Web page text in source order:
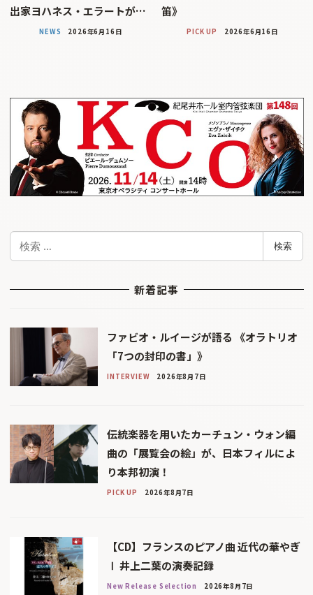
出家ヨハネス・エラートが…
NEWS 2026年6月16日
笛》
PICK UP 2026年6月16日
検
検索
新着記事
ファビオ・ルイージが語る 《オラトリオ
「7つの封印の書」》
INTERVIEW 2026年8月7日
伝統楽器を用いたカーチュン・ウォン編
曲の「展覧会の絵」が、日本フィルによ
り本邦初演！
PICK UP 2026年8月7日
【CD】フランスのピアノ曲 近代の華やぎ
Ⅰ 井上二葉の演奏記録
New Release Selection 2026年8月7日